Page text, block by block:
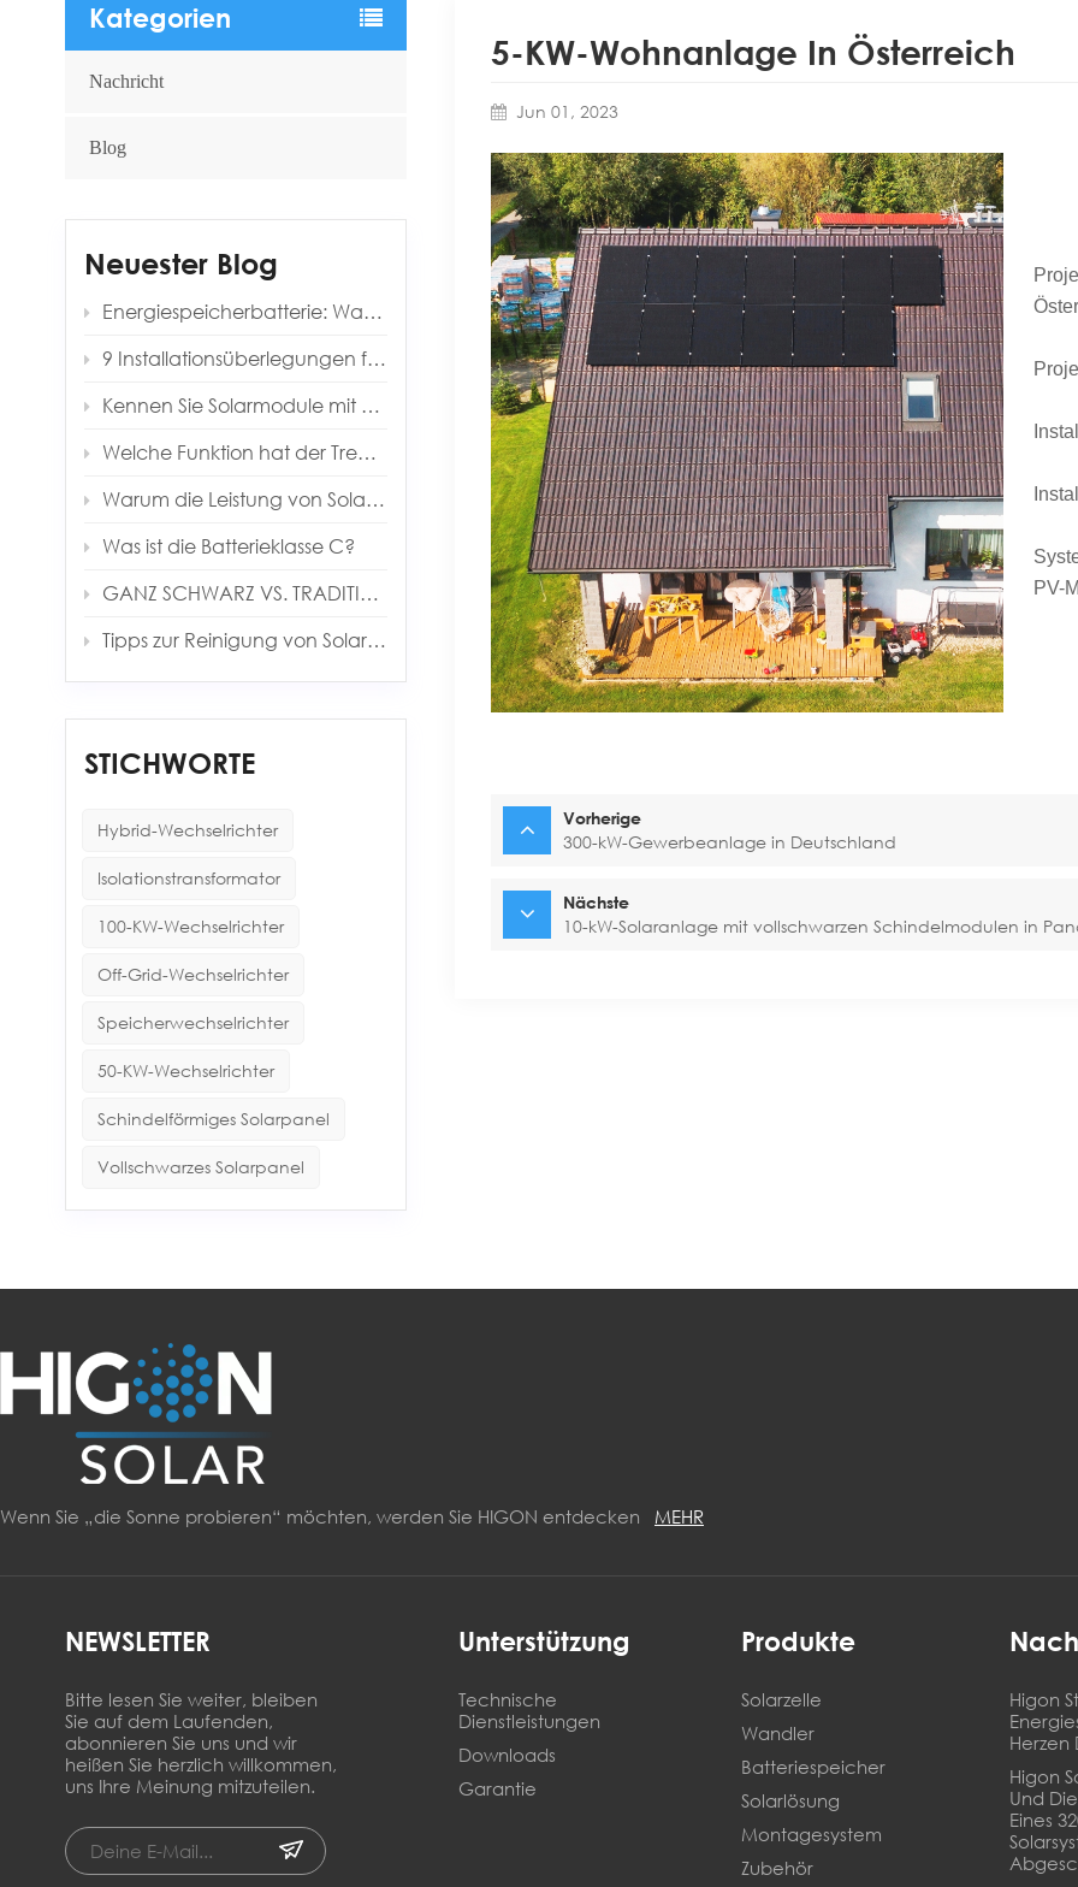
5-KW-Wohnanlage In Österreich
Jun 01, 2023
PV-
Vorherige
300-kW-Gewerbeanlage in Deutschland
Nächste
10-kW-Solaranlage mit vollschwarzen Schindelmodulen in
Kategorien
Nachricht
Blog
Neuester Blog
Energiespeicherbatterie: Warum sind es immer 0,5 °C?
9 Installationsüberlegungen für die Installation eines Energiespeichersystems
Kennen Sie Solarmodule mit Heterojunction-Technologie (HJT)?
Welche Funktion hat der Trenntransformator im Solarwechselrichter?
Warum die Leistung von Solarmodulen immer geringer ist als erwartet
Was ist die Batterieklasse C?
GANZ SCHWARZ VS. TRADITIONELLE PANEELE
Tipps zur Reinigung von Solarmodulen
STICHWORTE
Hybrid-Wechselrichter
Isolationstransformator
100-KW-Wechselrichter
Off-Grid-Wechselrichter
Speicherwechselrichter
50-KW-Wechselrichter
Schindelförmiges Solarpanel
Vollschwarzes Solarpanel
Wenn Sie „die Sonne probieren“ möchten, werden Sie HIGON entdecken MEHR
NEWSLETTER
Bitte lesen Sie weiter, bleiben
Sie auf dem Laufenden,
abonnieren Sie uns und wir
heißen Sie herzlich willkommen,
uns Ihre Meinung mitzuteilen.
Unterstützung
Technische
Dienstleistungen
Downloads
Garantie
Produkte
Solarzelle
Wandler
Batteriespeicher
Solarlösung
Montagesystem
Zubehör
Higon
Herzen
Higon
Und
Eines